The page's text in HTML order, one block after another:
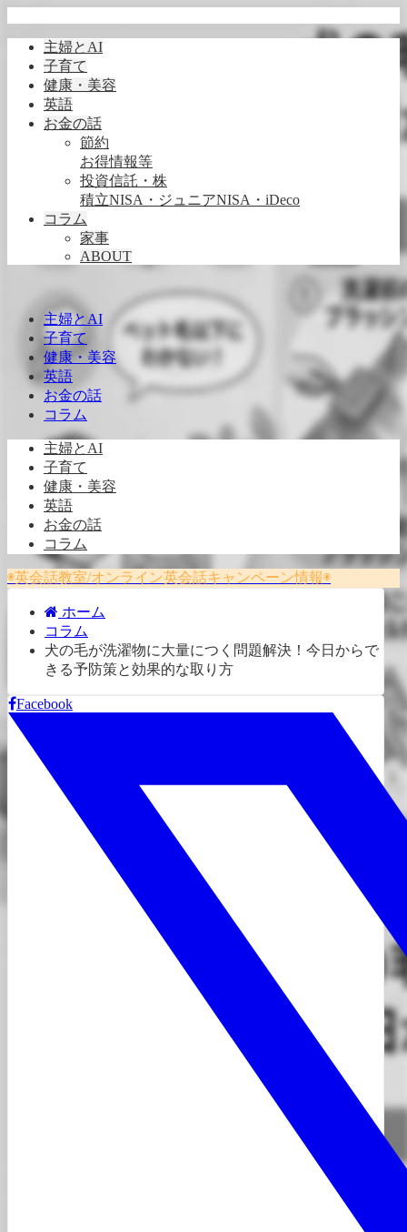
主婦とAI
子育て
健康・美容
英語
お金の話
節約
お得情報等
投資信託・株
積立NISA・ジュニアNISA・iDeco
コラム
家事
ABOUT
主婦とAI
子育て
健康・美容
英語
お金の話
コラム
主婦とAI
子育て
健康・美容
英語
お金の話
コラム
◉英会話教室/オンライン英会話キャンペーン情報◉
ホーム
コラム
犬の毛が洗濯物に大量につく問題解決！今日からで
きる予防策と効果的な取り方
Facebook